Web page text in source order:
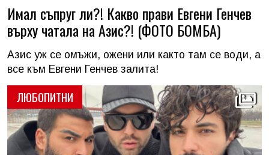
ЛЮБОПИТНИ
Имал съпруг ли?! Какво прави Евгени Генчев
върху чатала на Азис?! (ФОТО БОМБА)
Азис уж се омъжи, ожени или както там се води, а
все към Евгени Генчев залита!